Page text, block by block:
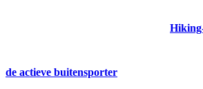
de actieve buitensporter